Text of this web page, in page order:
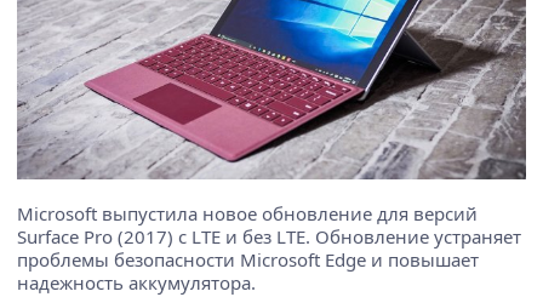
Microsoft выпустила новое обновление для версий
Surface Pro (2017) с LTE и без LTE. Обновление устраняет
проблемы безопасности Microsoft Edge и повышает
надежность аккумулятора.